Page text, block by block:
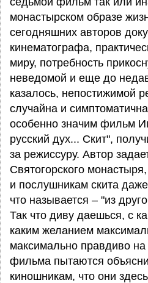
монастырском образе
сегодняшних авторов
кинематографа,
миру, потребность
неведомой и еще до
казалось, непостижимой
случайна и
особенно значим фильм
русский дух... Скит",
за режиссуру. Автор
Святогорского
и послушникам скита
что называется – "из
Так что диву даешься, с
каким желанием
максимально правдиво на
фильма пытаются
киношникам, что они